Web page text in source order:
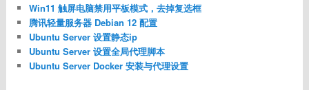
Win11 触屏电脑禁用平板模式，去掉复选框
腾讯轻量服务器 Debian 12 配置
Ubuntu Server 设置静态ip
Ubuntu Server 设置全局代理脚本
Ubuntu Server Docker 安装与代理设置